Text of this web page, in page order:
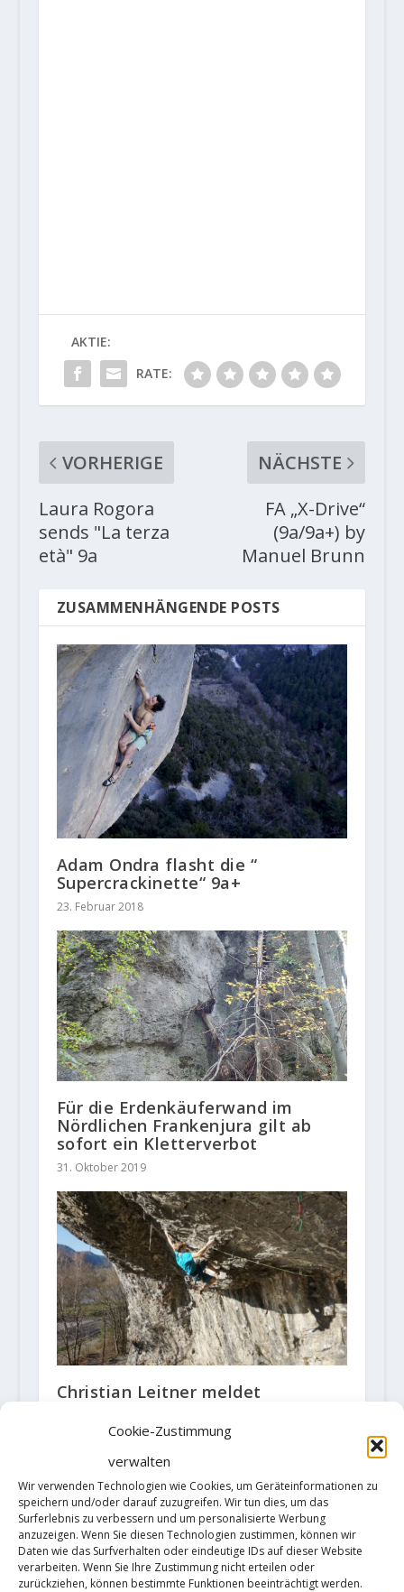
Cookie-Zustimmung
verwalten
Wir verwenden Technologien wie Cookies, um Geräteinformationen zu
speichern und/oder darauf zuzugreifen. Wir tun dies, um das
Surferlebnis zu verbessern und um personalisierte Werbung
anzuzeigen. Wenn Sie diesen Technologien zustimmen, können wir
Daten wie das Surfverhalten oder eindeutige IDs auf dieser Website
verarbeiten. Wenn Sie Ihre Zustimmung nicht erteilen oder
zurückziehen, können bestimmte Funktionen beeinträchtigt werden.
AKTIE:
RATE:
VORHERIGE
Laura Rogora
sends "La terza
età" 9a
NÄCHSTE
FA „X-Drive“
(9a/9a+) by
Manuel Brunn
ZUSAMMENHÄNGENDE POSTS
Adam Ondra flasht die “
Supercrackinette“ 9a+
23. Februar 2018
Für die Erdenkäuferwand im
Nördlichen Frankenjura gilt ab
sofort ein Kletterverbot
31. Oktober 2019
Christian Leitner meldet
Baron“ 9a+